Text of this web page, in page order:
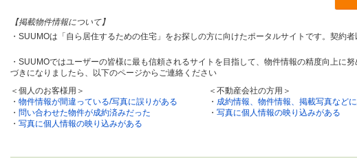
【掲載物件情報について】
・SUUMOは「自ら居住するための住宅」をお探しの方に向けたポータルサイトです。契
・SUUMOではユーザーの皆様に最も信頼されるサイトを目指して、物件情報の精度向上
づきになりましたら、以下のページからご連絡ください
＜個人のお客様用＞
・ 物件情報が間違っている/写真に誤りがある
・ 問い合わせた物件が成約済みだった
・ 写真に個人情報の映り込みがある
＜不動産会社の方用＞
・ 成約情報、物件情報、掲載写真など
・ 写真に個人情報の映り込みがある